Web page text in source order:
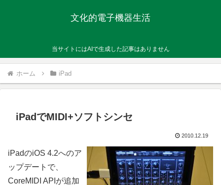
文化的電子機器生活
当サイトにはAIで生成した記事はありません
ホーム iPad
iPadでMIDI+ソフトシンセ
2010.12.19
iPadのiOS 4.2へのア
ップデートで、
CoreMIDI APIが追加